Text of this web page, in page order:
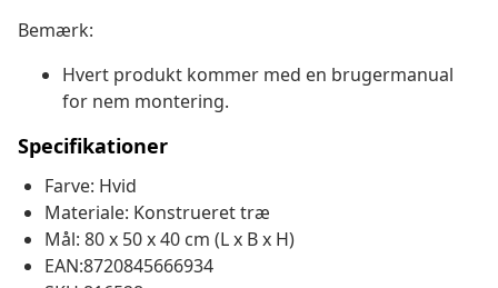
Bemærk:
Hvert produkt kommer med en brugermanual
for nem montering.
Specifikationer
Farve: Hvid
Materiale: Konstrueret træ
Mål: 80 x 50 x 40 cm (L x B x H)
EAN:8720845666934